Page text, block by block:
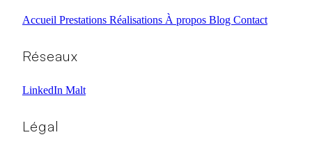
Accueil Prestations Réalisations À propos Blog Contact
Réseaux
LinkedIn Malt
Légal